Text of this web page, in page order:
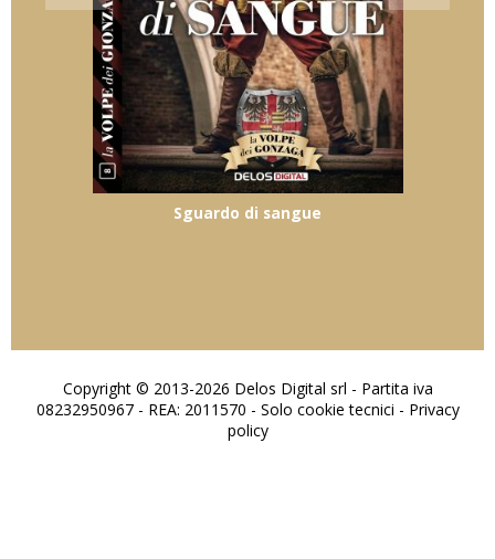
Sguardo di sangue
Copyright © 2013-2026 Delos Digital srl - Partita iva
08232950967 - REA: 2011570 - Solo cookie tecnici - Privacy
policy